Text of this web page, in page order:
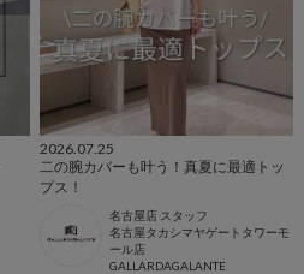
2026.07.25
二の腕カバーも叶う！真夏に最適トッ
プス！
名古屋店 スタッフ
名古屋タカシマヤゲートタワーモ
ール店
GALLARDAGALANTE